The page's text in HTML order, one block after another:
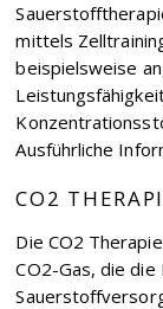
mittels
beispielsweise
Ausführliche
CO2
Die CO2
CO2-Gas, die